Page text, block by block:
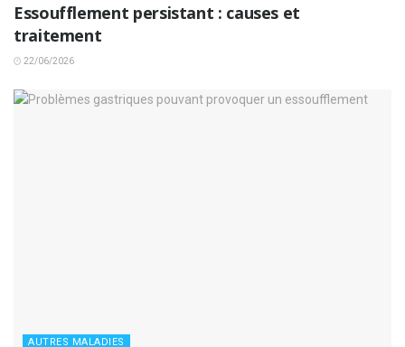
Essoufflement persistant : causes et
traitement
22/06/2026
AUTRES MALADIES